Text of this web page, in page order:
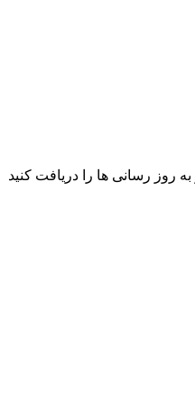
به روز رسانی ها را دریافت کنید